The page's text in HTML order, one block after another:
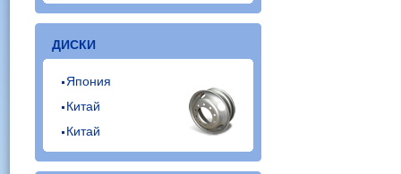
ДИСКИ
Япония
Китай
Китай